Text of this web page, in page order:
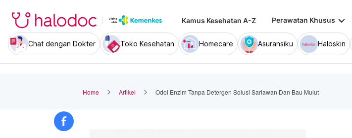
Kamus Kesehatan A-Z Perawatan Khusus keyboard_arrow_down
Chat dengan Dokter Toko Kesehatan Homecare Asuransiku Haloskin
Home Artikel Odol Enzim Tanpa Detergen Solusi Sariawan Dan Bau Mulut